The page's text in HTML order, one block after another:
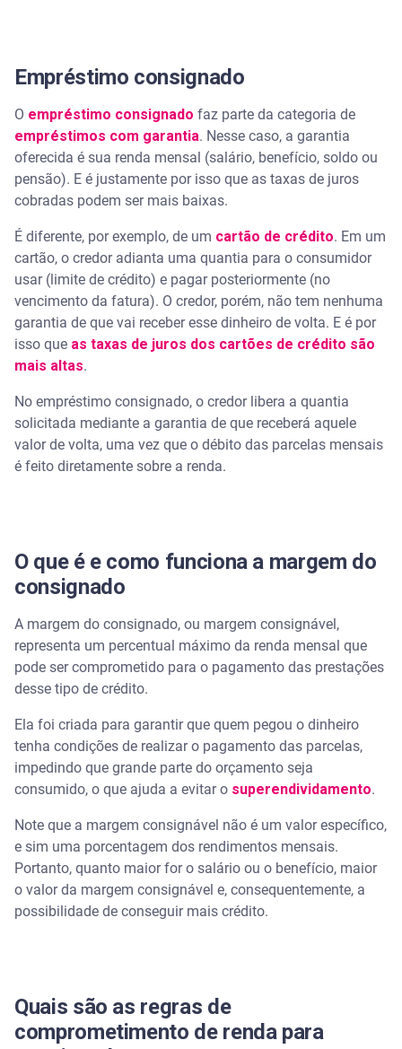
Empréstimo consignado
O empréstimo consignado faz parte da categoria de
empréstimos com garantia. Nesse caso, a garantia
oferecida é sua renda mensal (salário, benefício, soldo ou
pensão). E é justamente por isso que as taxas de juros
cobradas podem ser mais baixas.
É diferente, por exemplo, de um cartão de crédito. Em um
cartão, o credor adianta uma quantia para o consumidor
usar (limite de crédito) e pagar posteriormente (no
vencimento da fatura). O credor, porém, não tem nenhuma
garantia de que vai receber esse dinheiro de volta. E é por
isso que as taxas de juros dos cartões de crédito são
mais altas.
No empréstimo consignado, o credor libera a quantia
solicitada mediante a garantia de que receberá aquele
valor de volta, uma vez que o débito das parcelas mensais
é feito diretamente sobre a renda.
O que é e como funciona a margem do
consignado
A margem do consignado, ou margem consignável,
representa um percentual máximo da renda mensal que
pode ser comprometido para o pagamento das prestações
desse tipo de crédito.
Ela foi criada para garantir que quem pegou o dinheiro
tenha condições de realizar o pagamento das parcelas,
impedindo que grande parte do orçamento seja
consumido, o que ajuda a evitar o superendividamento.
Note que a margem consignável não é um valor específico,
e sim uma porcentagem dos rendimentos mensais.
Portanto, quanto maior for o salário ou o benefício, maior
o valor da margem consignável e, consequentemente, a
possibilidade de conseguir mais crédito.
Quais são as regras de
comprometimento de renda para